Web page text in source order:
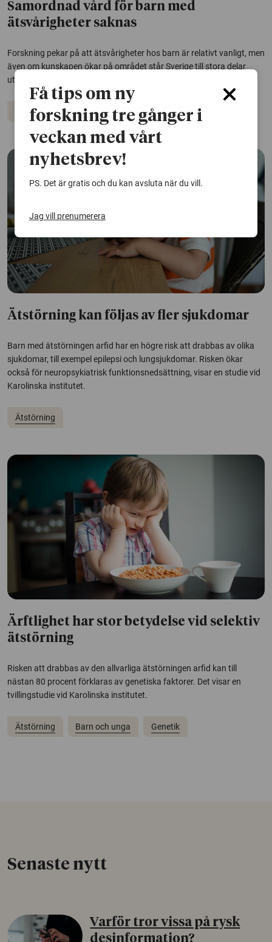
Samordnad vård för barn med
ätsvårigheter saknas
Forskning pekar på att ätsvårigheter hos barn är relativt vanligt, men
även om kunskapen ökar på området står Sverige till stora delar
utan rätt resurser för att hjälpa barnen.
Ätstörning Barn och unga Vård och omsorg
Ätstörning kan följas av fler sjukdomar
Barn med ätstörningen arfid har en högre risk att drabbas av olika
sjukdomar, till exempel epilepsi och lungsjukdomar. Risken ökar
också för neuropsykiatrisk funktionsnedsättning, visar en studie vid
Karolinska institutet.
Ätstörning
Ärftlighet har stor betydelse vid selektiv
ätstörning
Risken att drabbas av den allvarliga ätstörningen arfid kan till
nästan 80 procent förklaras av genetiska faktorer. Det visar en
tvillingstudie vid Karolinska institutet.
Ätstörning Barn och unga Genetik
Senaste nytt
Varför tror vissa på rysk
desinformation?
Få tips om ny
forskning tre gånger i
veckan med vårt
nyhetsbrev!
PS. Det är gratis och du kan avsluta när du vill.
Jag vill prenumerera